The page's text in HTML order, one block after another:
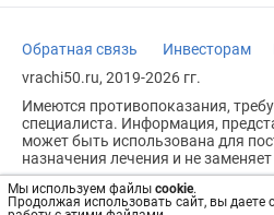
Мы используем файлы cookie.
Продолжая использовать сайт, вы даете
Обратная связь Инвесторам
vrachi50.ru, 2019-2026 гг.
Имеются противопоказания,
специалиста. Информация,
может быть использована для
назначения лечения и не
Возрастное ограничение: 18+